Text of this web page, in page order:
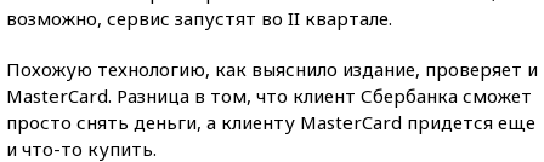
возможно, сервис запустят во II квартале.
Похожую технологию, как выяснило издание, проверяет и
MasterCard. Разница в том, что клиент Сбербанка сможет
просто снять деньги, а клиенту MasterCard придется еще
и что-то купить.